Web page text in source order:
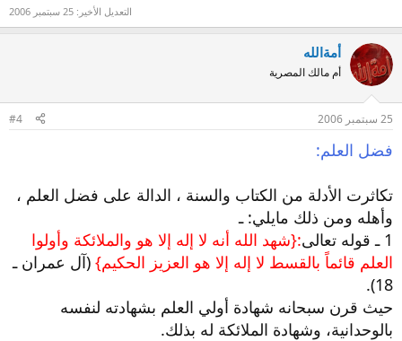
التعديل الأخير: 25 سبتمبر 2006
أمةالله
أم مالك المصرية
25 سبتمبر 2006 #4
فضل العلم:
تكاثرت الأدلة من الكتاب والسنة ، الدالة على فضل العلم ،
وأهله ومن ذلك مايلي: ـ
1 ـ قوله تعالى
:{شهد الله أنه لا إله إلا هو والملائكة وأولوا
العلم قائماً بالقسط لا إله إلا هو العزيز الحكيم} (آل عمران ـ
18).
حيث قرن سبحانه شهادة أولي العلم بشهادته لنفسه
بالوحدانية، وشهادة الملائكة له بذلك.